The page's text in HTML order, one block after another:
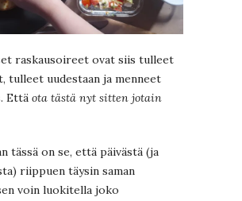
raskausoireet ovat siis tulleet
tulleet uudestaan ja menneet
Että ota tästä nyt sitten jotain
tässä on se, että päivästä (ja
riippuen täysin saman
voin luokitella joko